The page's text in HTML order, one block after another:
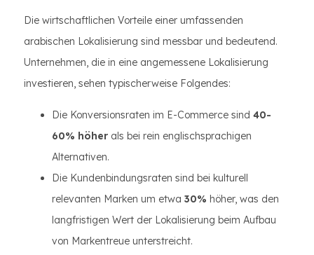
Die wirtschaftlichen Vorteile einer umfassenden
arabischen Lokalisierung sind messbar und bedeutend.
Unternehmen, die in eine angemessene Lokalisierung
investieren, sehen typischerweise Folgendes:
Die Konversionsraten im E-Commerce sind 40-
60% höher als bei rein englischsprachigen
Alternativen.
Die Kundenbindungsraten sind bei kulturell
relevanten Marken um etwa 30% höher, was den
langfristigen Wert der Lokalisierung beim Aufbau
von Markentreue unterstreicht.